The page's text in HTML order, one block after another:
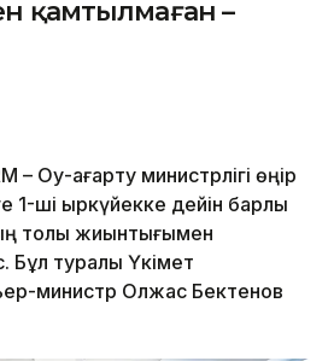
қамтылмаған –
Оқу-ағарту министрлігі өңір
1-ші қыркүйекке дейін барлық
толық жиынтығымен
Бұл туралы Үкімет
министр Олжас Бектенов